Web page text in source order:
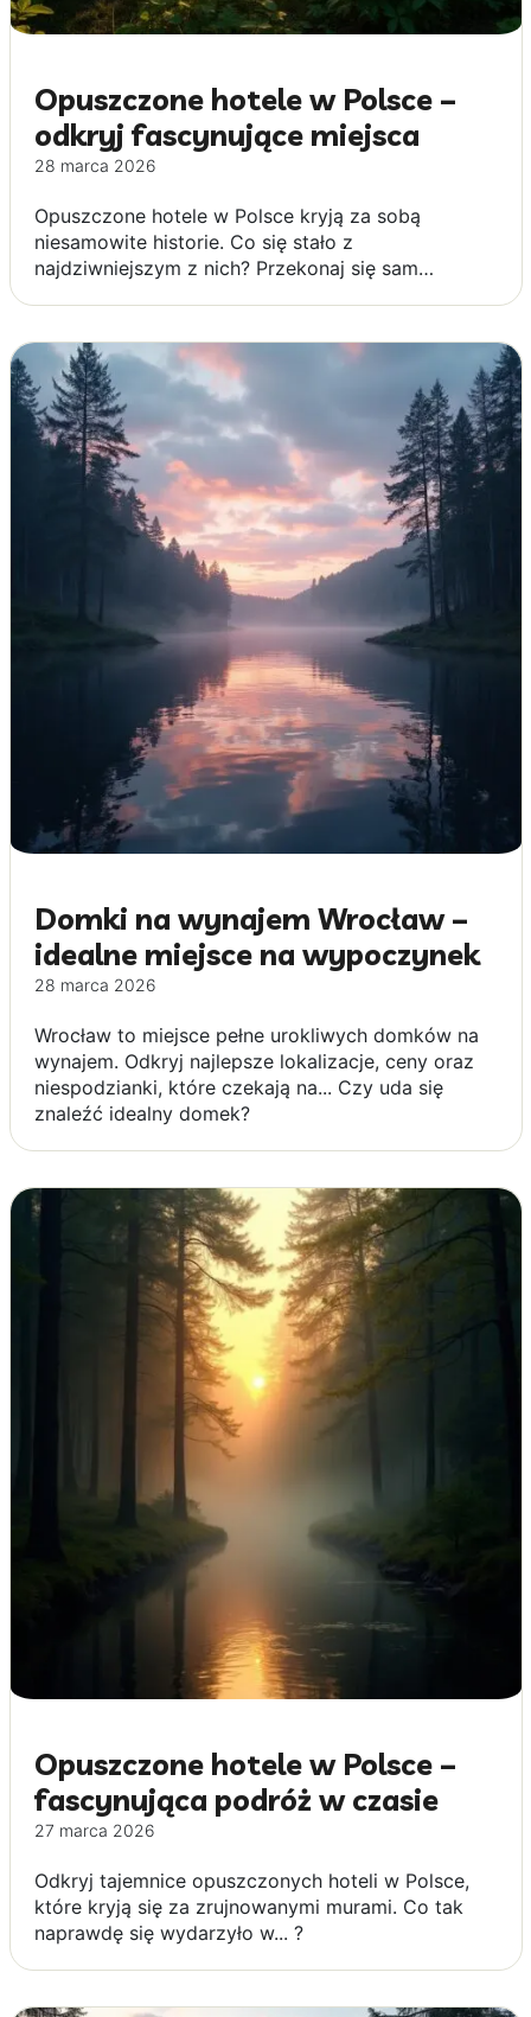
Opuszczone hotele w Polsce –
odkryj fascynujące miejsca
28 marca 2026
Opuszczone hotele w Polsce kryją za sobą
niesamowite historie. Co się stało z
najdziwniejszym z nich? Przekonaj się sam…
Domki na wynajem Wrocław –
idealne miejsce na wypoczynek
28 marca 2026
Wrocław to miejsce pełne urokliwych domków na
wynajem. Odkryj najlepsze lokalizacje, ceny oraz
niespodzianki, które czekają na... Czy uda się
znaleźć idealny domek?
Opuszczone hotele w Polsce –
fascynująca podróż w czasie
27 marca 2026
Odkryj tajemnice opuszczonych hoteli w Polsce,
które kryją się za zrujnowanymi murami. Co tak
naprawdę się wydarzyło w... ?